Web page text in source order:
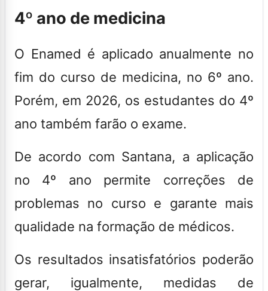
4º ano de medicina
O Enamed é aplicado anualmente no
fim do curso de medicina, no 6º ano.
Porém, em 2026, os estudantes do 4º
ano também farão o exame.
De acordo com Santana, a aplicação
no 4º ano permite correções de
problemas no curso e garante mais
qualidade na formação de médicos.
Os resultados insatisfatórios poderão
gerar, igualmente, medidas de